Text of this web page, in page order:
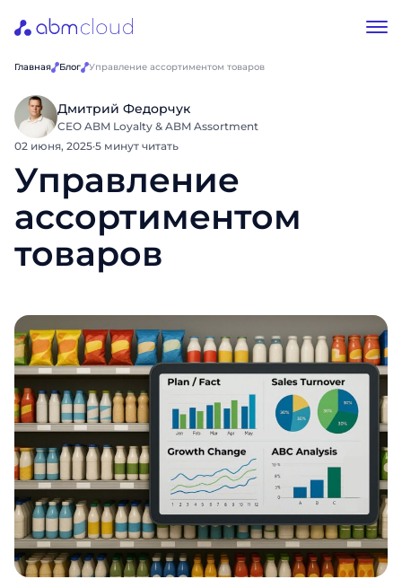
Главная Блог Управление ассортиментом товаров
Дмитрий Федорчук
CEO ABM Loyalty & ABM Assortment
02 июня, 2025·5 минут читать
Управление
ассортиментом
товаров